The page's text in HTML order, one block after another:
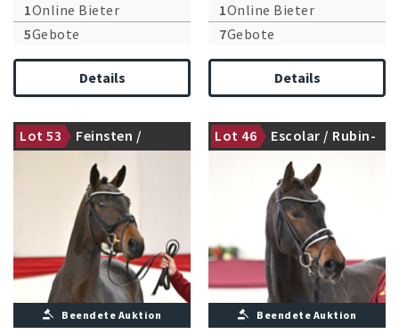
1Online Bieter
5Gebote
Details
1Online Bieter
7Gebote
Details
Lot 53
Feinsten /
Florencio I
gekört
Beendete Auktion
Lot 46
Escolar / Rubin-
Royal
gekört
Beendete Auktion